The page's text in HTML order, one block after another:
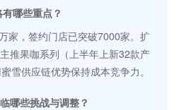
哪些重点？
家，签约门店已突破7000家。扩
推果咖系列（上半年上新32款产
雪供应链优势保持成本竞争力。
哪些挑战与调整？